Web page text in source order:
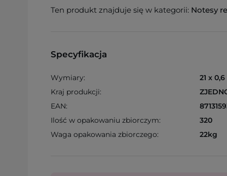
Ten produkt znajduje się w kategorii: Notesy
Specyfikacja
Wymiary:
21 x
Kraj produkcji:
EAN:
Ilość w opakowaniu zbiorczym:
320
Waga opakowania zbiorczego:
22kg